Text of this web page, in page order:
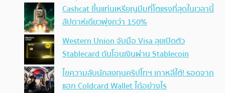
Cashcat ขึ้นแท่นเหรียญมีมที่โตแรงที่สุดในเวลานี้
สัปดาห์เดียวพุ่งกว่า 150%
Western Union จับมือ Visa ลุยเปิดตัว
Stablecard ดันโอนเงินผ่าน Stablecoin
ไขความลับนักลงทุนคริปโทฯ เกาหลีใต้! รอดจาก
แฮก Coldcard Wallet ได้อย่างไร